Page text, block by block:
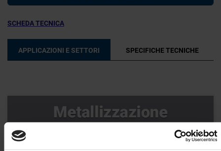
SCHEDA TECNICA
APPLICAZIONI E SETTORI SPECIFICHE TECNICHE